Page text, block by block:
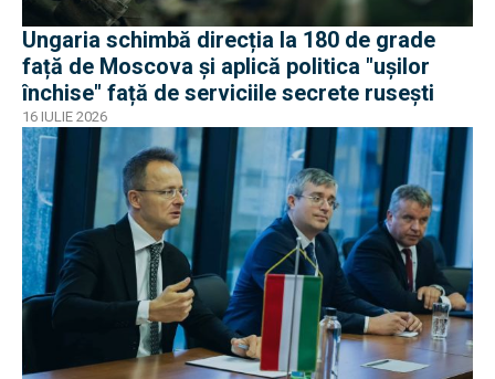
Ungaria schimbă direcția la 180 de grade
față de Moscova și aplică politica "ușilor
închise" față de serviciile secrete rusești
16 IULIE 2026